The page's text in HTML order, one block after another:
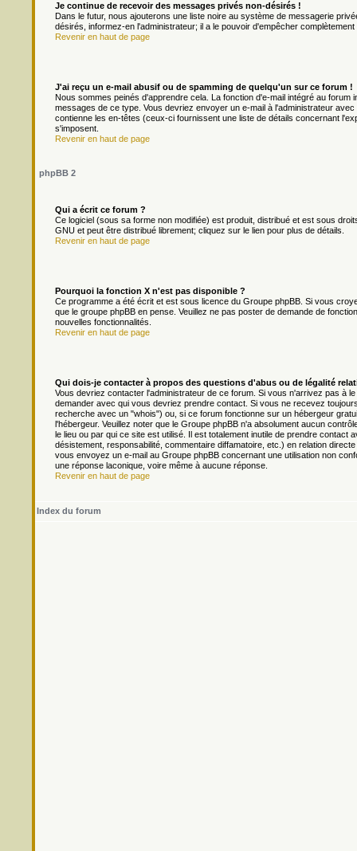
Je continue de recevoir des messages privés non-désirés !
Dans le futur, nous ajouterons une liste noire au système de messagerie
désirés, informez-en l'administrateur; il a le pouvoir d'empêcher
Revenir en haut de page
J'ai reçu un e-mail abusif ou de spamming de quelqu'un sur ce forum !
Nous sommes peinés d'apprendre cela. La fonction d'e-mail intégré au
messages de ce type. Vous devriez envoyer un e-mail à l'administrateur
contienne les en-têtes (ceux-ci fournissent une liste de détails concernant
s'imposent.
Revenir en haut de page
phpBB 2
Qui a écrit ce forum ?
Ce logiciel (sous sa forme non modifiée) est produit, distribué et est sous
GNU et peut être distribué librement; cliquez sur le lien pour plus de détails.
Revenir en haut de page
Pourquoi la fonction X n'est pas disponible ?
Ce programme a été écrit et est sous licence du Groupe phpBB. Si vous
que le groupe phpBB en pense. Veuillez ne pas poster de demande de
nouvelles fonctionnalités.
Revenir en haut de page
Qui dois-je contacter à propos des questions d'abus ou de légalité
Vous devriez contacter l'administrateur de ce forum. Si vous n'arrivez pas à
demander avec qui vous devriez prendre contact. Si vous ne recevez
recherche avec un "whois") ou, si ce forum fonctionne sur un hébergeur
l'hébergeur. Veuillez noter que le Groupe phpBB n'a absolument aucun
le lieu ou par qui ce site est utilisé. Il est totalement inutile de prendre
désistement, responsabilité, commentaire diffamatoire, etc.) en relation
vous envoyez un e-mail au Groupe phpBB concernant une utilisation non
une réponse laconique, voire même à aucune réponse.
Revenir en haut de page
Index du forum